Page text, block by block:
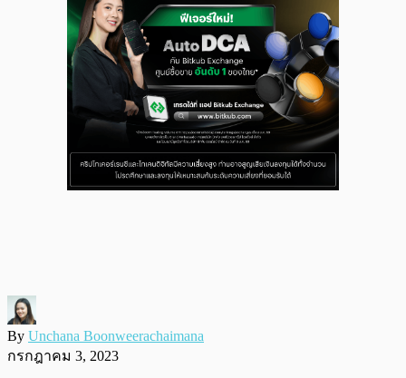
By Unchana Boonweerachaimana
กรกฎาคม 3, 2023